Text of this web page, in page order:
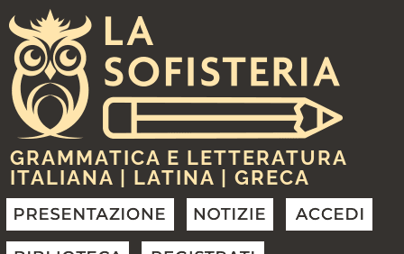
GRAMMATICA E LETTERATURA
ITALIANA | LATINA | GRECA